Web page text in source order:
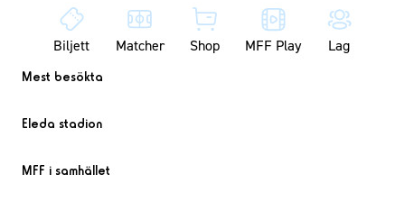
Biljett Matcher Shop MFF Play Lag
Mest besökta
Eleda stadion
MFF i samhället